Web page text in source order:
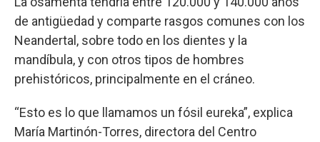
de antigüedad y comparte rasgos comunes con los
Neandertal, sobre todo en los dientes y la
mandíbula, y con otros tipos de hombres
prehistóricos, principalmente en el cráneo.
“Esto es lo que llamamos un fósil eureka”, explica
María Martinón-Torres, directora del Centro